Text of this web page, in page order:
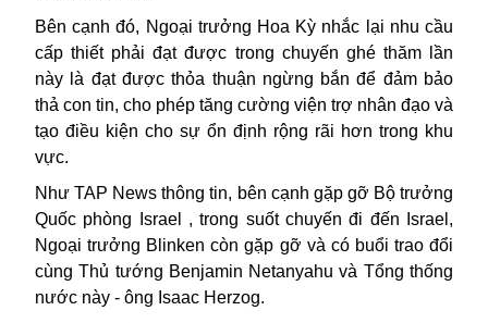
Bên cạnh đó, Ngoại trưởng Hoa Kỳ nhắc lại nhu cầu
cấp thiết phải đạt được trong chuyến ghé thăm lần
này là đạt được thỏa thuận ngừng bắn để đảm bảo
thả con tin, cho phép tăng cường viện trợ nhân đạo và
tạo điều kiện cho sự ổn định rộng rãi hơn trong khu
vực.
Như TAP News thông tin, bên cạnh gặp gỡ Bộ trưởng
Quốc phòng Israel , trong suốt chuyến đi đến Israel,
Ngoại trưởng Blinken còn gặp gỡ và có buổi trao đổi
cùng Thủ tướng Benjamin Netanyahu và Tổng thống
nước này - ông Isaac Herzog.